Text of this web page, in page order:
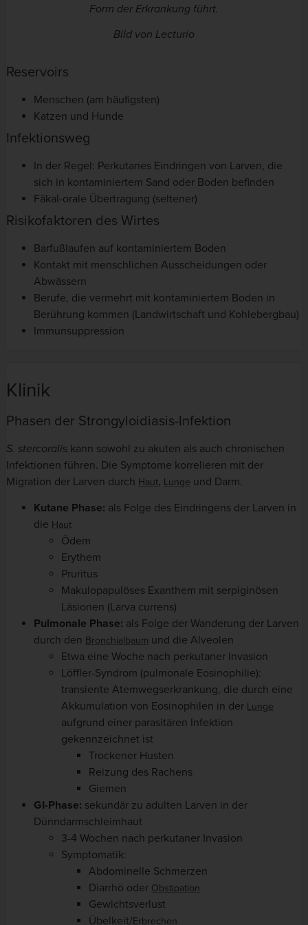
Form der Erkrankung führt.
Bild von Lecturio
Reservoirs
Menschen (am häufigsten)
Katzen und Hunde
Infektionsweg
In der Regel: Perkutanes Eindringen von Larven, die
sich in kontaminiertem Sand oder Boden befinden
Fäkal-orale Übertragung (seltener)
Risikofaktoren des Wirtes
Barfußlaufen auf kontaminiertem Boden
Kontakt mit menschlichen Ausscheidungen oder
Abwässern
Berufe, die vermehrt mit kontaminiertem Boden in
Berührung kommen (Landwirtschaft und Kohlebergbau)
Immunsuppression
Klinik
Phasen der Strongyloidiasis-Infektion
S. stercoralis kann sowohl zu akuten als auch chronischen
Infektionen führen. Die Symptome korrelieren mit der
Migration der Larven durch Haut, Lunge und Darm.
Kutane Phase: als Folge des Eindringens der Larven in
die Haut
Ödem
Erythem
Pruritus
Makulopapulöses Exanthem mit serpiginösen
Läsionen (Larva currens)
Pulmonale Phase: als Folge der Wanderung der Larven
durch den Bronchialbaum und die Alveolen
Etwa eine Woche nach perkutaner Invasion
Löffler-Syndrom (pulmonale Eosinophilie):
transiente Atemwegserkrankung, die durch eine
Akkumulation von Eosinophilen in der Lunge
aufgrund einer parasitären Infektion
gekennzeichnet ist
Trockener Husten
Reizung des Rachens
Giemen
GI-Phase: sekundär zu adulten Larven in der
Dünndarmschleimhaut
3-4 Wochen nach perkutaner Invasion
Symptomatik:
Abdominelle Schmerzen
Diarrhö oder Obstipation
Gewichtsverlust
Übelkeit/Erbrechen